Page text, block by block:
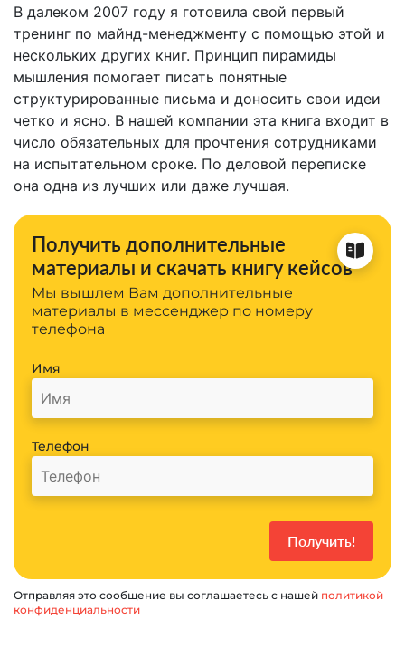
В далеком 2007 году я готовила свой первый
тренинг по майнд-менеджменту с помощью этой и
нескольких других книг. Принцип пирамиды
мышления помогает писать понятные
структурированные письма и доносить свои идеи
четко и ясно. В нашей компании эта книга входит в
число обязательных для прочтения сотрудниками
на испытательном сроке. По деловой переписке
она одна из лучших или даже лучшая.
Получить дополнительные
материалы и скачать книгу кейсов
Мы вышлем Вам дополнительные
материалы в мессенджер по номеру
телефона
Имя
Телефон
Отправляя это сообщение вы соглашаетесь с нашей политикой
конфиденциальности